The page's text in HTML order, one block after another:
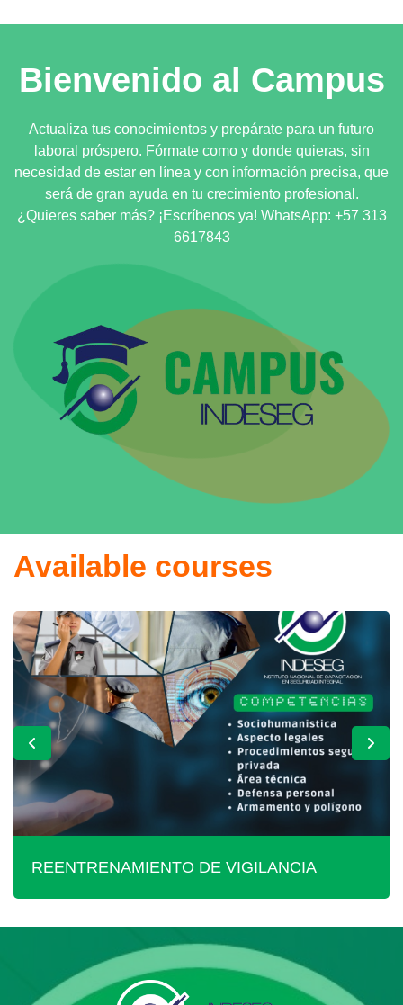
Bienvenido al Campus
Actualiza tus conocimientos y prepárate para un futuro
laboral próspero. Fórmate como y donde quieras, sin
necesidad de estar en línea y con información precisa, que
será de gran ayuda en tu crecimiento profesional.
¿Quieres saber más? ¡Escríbenos ya! WhatsApp: +57 313
6617843
Available courses
REENTRENAMIENTO DE VIGILANCIA